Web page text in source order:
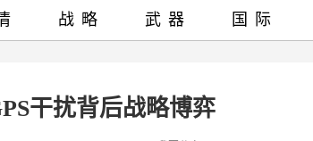
干扰背后战略博弈
战略 武器 国际